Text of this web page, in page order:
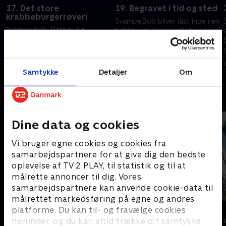
Samtykke Detaljer Om
Dine data og cookies
Vi bruger egne cookies og cookies fra
samarbejdspartnere for at give dig den bedste
oplevelse af TV 2 PLAY, til statistik og til at
målrette annoncer til dig. Vores
samarbejdspartnere kan anvende cookie-data til
målrettet markedsføring på egne og andres
platforme. Du kan til- og fravælge cookies
herunder, og du kan altid trække dit samtykke
17. Det store
krabbeburgerrøveri
SvampeBob, Patrick og
løbsk tog.
19. september 2023 • 22 min
19. Begravet i tid og sted
SvampeBob bliver låst inde i en
tidskapsel. SvampeBob bygger
Blækwards drømmeverden.
Andre så også
F for får
Børneserier • 5 sæsoner
Kiwi & Strit
Børneserier • 3